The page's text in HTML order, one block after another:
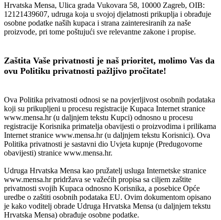
Hrvatska Mensa, Ulica grada Vukovara 58, 10000 Zagreb, OIB:
12121439607, udruga koja u svojoj djelatnosti prikuplja i obrađuje
osobne podatke naših kupaca i strana zainteresiranih za naše
proizvode, pri tome poštujući sve relevantne zakone i propise.
Zaštita Vaše privatnosti je naš prioritet, molimo Vas da
ovu Politiku privatnosti pažljivo pročitate!
Ova Politika privatnosti odnosi se na povjerljivost osobnih podataka
koji su prikupljeni u procesu registracije Kupaca Internet stranice
www.mensa.hr (u daljnjem tekstu Kupci) odnosno u procesu
registracije Korisnika primatelja obavijesti o proizvodima i prilikama
Internet stranice www.mensa.hr (u daljnjem tekstu Korisnici). Ova
Politika privatnosti je sastavni dio Uvjeta kupnje (Predugovorne
obavijesti) stranice www.mensa.hr.
Udruga Hrvatska Mensa kao pružatelj usluga Internetske stranice
www.mensa.hr pridržava se važećih propisa sa ciljem zaštite
privatnosti svojih Kupaca odnosno Korisnika, a posebice Opće
uredbe o zaštiti osobnih podataka EU. Ovim dokumentom opisano
je kako voditelj obrade Udruga Hrvatska Mensa (u daljnjem tekstu
Hrvatska Mensa) obrađuje osobne podatke.